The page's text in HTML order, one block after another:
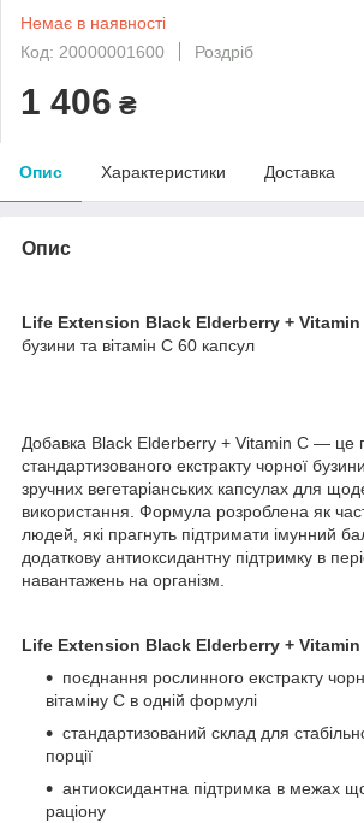
Немає в наявності
Код: 20000001600
Роздріб
1 406 ₴
Опис Характеристики Доставка
Опис
Life Extension Black Elderberry + Vitamin
бузини та вітамін С 60 капсул
Добавка Black Elderberry + Vitamin C — це
стандартизованого екстракту чорної
зручних вегетаріанських капсулах для
використання. Формула розроблена як
людей, які прагнуть підтримати імунний
додаткову антиоксидантну підтримку в
навантажень на організм.
Life Extension Black Elderberry +
поєднання рослинного екстракту
вітаміну C в одній формулі
стандартизований склад для
порції
антиоксидантна підтримка в межах
раціону